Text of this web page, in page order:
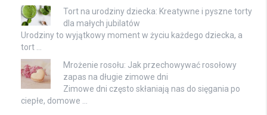
Tort na urodziny dziecka: Kreatywne i pyszne torty
dla małych jubilatów
Urodziny to wyjątkowy moment w życiu każdego dziecka, a
tort …
Mrożenie rosołu: Jak przechowywać rosołowy
zapas na długie zimowe dni
Zimowe dni często skłaniają nas do sięgania po
ciepłe, domowe …